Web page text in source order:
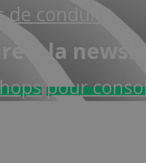
de conduite
à la
pour